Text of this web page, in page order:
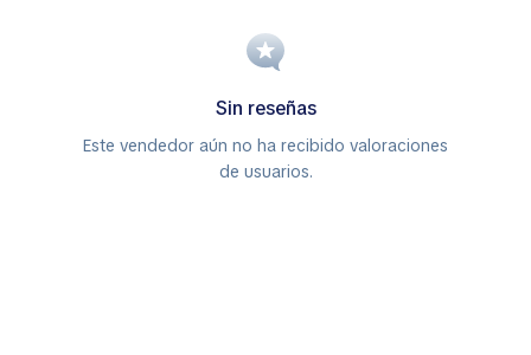
Sin reseñas
Este vendedor aún no ha recibido valoraciones
de usuarios.